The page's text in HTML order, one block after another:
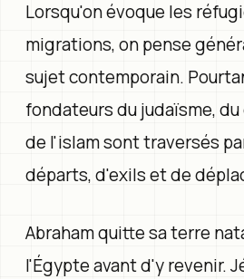
Lorsqu'on évoque les
migrations, on pense
sujet contemporain.
fondateurs du judaïsme,
de l'islam sont traversés
départs, d'exils et de
Abraham quitte sa terre
l'Égypte avant d'y revenir.